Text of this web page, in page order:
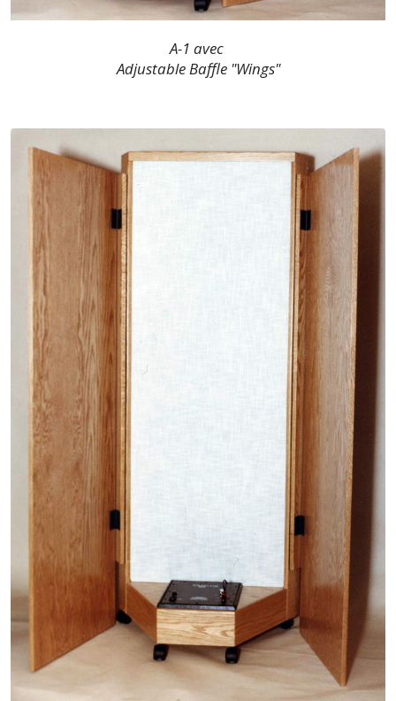
A-1 avec
Adjustable Baffle "Wings"